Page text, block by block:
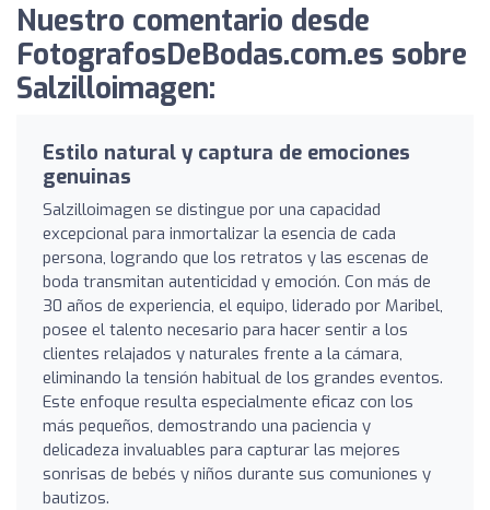
Nuestro comentario desde
FotografosDeBodas.com.es sobre
Salzilloimagen:
Estilo natural y captura de emociones
genuinas
Salzilloimagen se distingue por una capacidad
excepcional para inmortalizar la esencia de cada
persona, logrando que los retratos y las escenas de
boda transmitan autenticidad y emoción. Con más de
30 años de experiencia, el equipo, liderado por Maribel,
posee el talento necesario para hacer sentir a los
clientes relajados y naturales frente a la cámara,
eliminando la tensión habitual de los grandes eventos.
Este enfoque resulta especialmente eficaz con los
más pequeños, demostrando una paciencia y
delicadeza invaluables para capturar las mejores
sonrisas de bebés y niños durante sus comuniones y
bautizos.